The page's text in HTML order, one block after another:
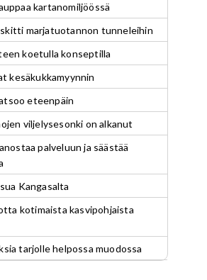
kartanomiljöössä
marjatuotannon tunneleihin
koetulla konseptilla
kesäkukkamyynnin
eteenpäin
viljelysesonki on alkanut
palveluun ja säästää
Kangasalta
kotimaista kasvipohjaista
tarjolle helpossa muodossa